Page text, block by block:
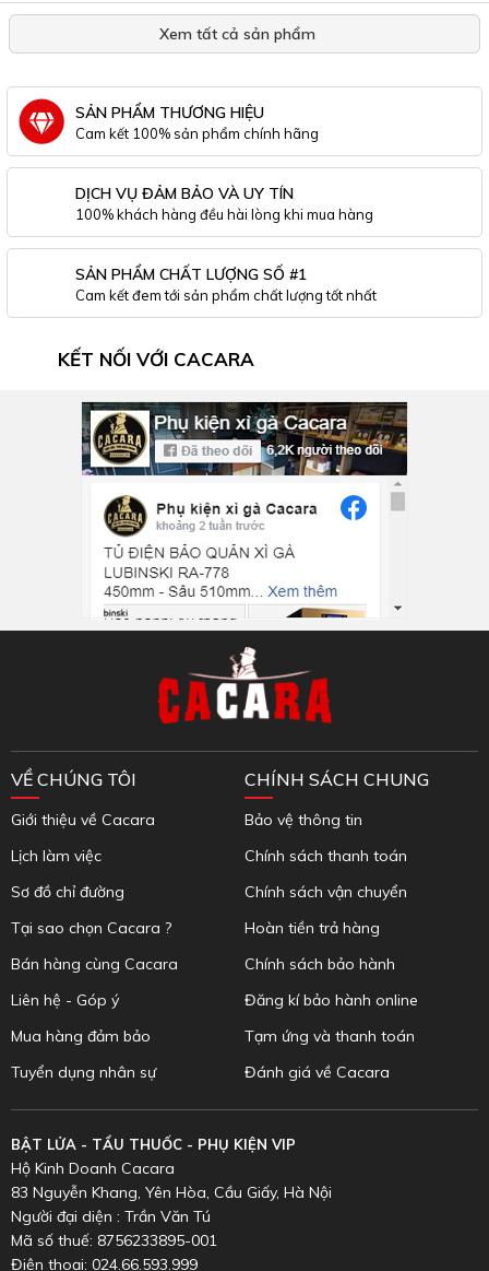
Xem tất cả sản phẩm
SẢN PHẨM THƯƠNG HIỆU
Cam kết 100% sản phẩm chính hãng
DỊCH VỤ ĐẢM BẢO VÀ UY TÍN
100% khách hàng đều hài lòng khi mua hàng
SẢN PHẨM CHẤT LƯỢNG SỐ #1
Cam kết đem tới sản phẩm chất lượng tốt nhất
KẾT NỐI VỚI CACARA
VỀ CHÚNG TÔI
Giới thiệu về Cacara
Lịch làm việc
Sơ đồ chỉ đường
Tại sao chọn Cacara ?
Bán hàng cùng Cacara
Liên hệ - Góp ý
Mua hàng đảm bảo
Tuyển dụng nhân sự
CHÍNH SÁCH CHUNG
Bảo vệ thông tin
Chính sách thanh toán
Chính sách vận chuyển
Hoàn tiền trả hàng
Chính sách bảo hành
Đăng kí bảo hành online
Tạm ứng và thanh toán
Đánh giá về Cacara
BẬT LỬA - TẨU THUỐC - PHỤ KIỆN VIP
Hộ Kinh Doanh Cacara
83 Nguyễn Khang, Yên Hòa, Cầu Giấy, Hà Nội
Người đại diện : Trần Văn Tú
Mã số thuế: 8756233895-001
Điện thoại: 024.66.593.999